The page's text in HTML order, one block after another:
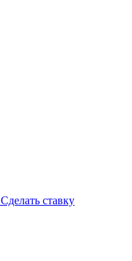
Сделать ставку